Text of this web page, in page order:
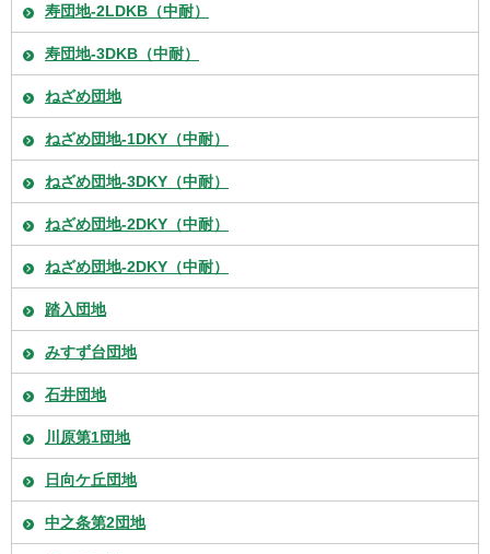
寿団地-2LDKB（中耐）
寿団地-3DKB（中耐）
ねざめ団地
ねざめ団地-1DKY（中耐）
ねざめ団地-3DKY（中耐）
ねざめ団地-2DKY（中耐）
ねざめ団地-2DKY（中耐）
踏入団地
みすず台団地
石井団地
川原第1団地
日向ケ丘団地
中之条第2団地